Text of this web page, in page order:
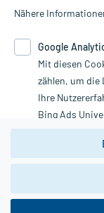
die Untersuchung
Therapien
Google Analytics.
unserer
nutzen Sie das
Vertrag
*Hinweise zu
Nähere
Google
Mit diesen
zählen, um die
Ihre
Bing Ads
Youtube-
Wir
DSGVO